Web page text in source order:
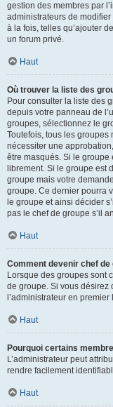
gestion des membres par
administrateurs de
à la fois, telles qu’ajouter
un forum privé.
Haut
Où trouver la liste des
Pour consulter la liste des
depuis votre panneau de
groupes, sélectionnez le
Toutefois, tous les
nécessiter une
être masqués. Si le groupe
librement. Si le groupe est
groupe mais votre
groupe. Ce dernier pourra
le groupe et ainsi décider
pas le chef de groupe s’il
Haut
Comment devenir chef de
Lorsque des groupes sont
de groupe. Si vous désirez
l’administrateur en
Haut
Pourquoi certains
L’administrateur peut
rendre facilement
Haut